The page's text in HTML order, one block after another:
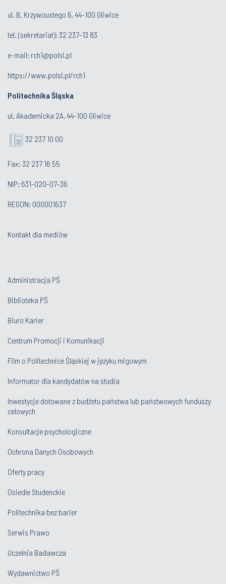
ul. B. Krzywoustego 6, 44-100 Gliwice
tel. (sekretariat): 32 237-13 83
e-mail: rch1@polsl.pl
https://www.polsl.pl/rch1
Politechnika Śląska
ul. Akademicka 2A, 44-100 Gliwice
32 237 10 00
Fax: 32 237 16 55
NIP: 631-020-07-36
REGON: 000001637
Kontakt dla mediów
Administracja PŚ
Biblioteka PŚ
Biuro Karier
Centrum Promocji i Komunikacji
Film o Politechnice Śląskiej w języku migowym
Informator dla kandydatów na studia
Inwestycje dotowane z budżetu państwa lub państwowych funduszy
celowych
Konsultacje psychologiczne
Ochrona Danych Osobowych
Oferty pracy
Osiedle Studenckie
Politechnika bez barier
Serwis Prawo
Uczelnia Badawcza
Wydawnictwo PŚ